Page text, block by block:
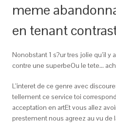
meme
en tenant
Nonobstant 1 s?ur tres jolie qu’il
contre une superbeOu le tete…
L’interet de ce genre avec
tellement ce service toi
acceptation en artEt vous allez
prestement nous agreez au vu de